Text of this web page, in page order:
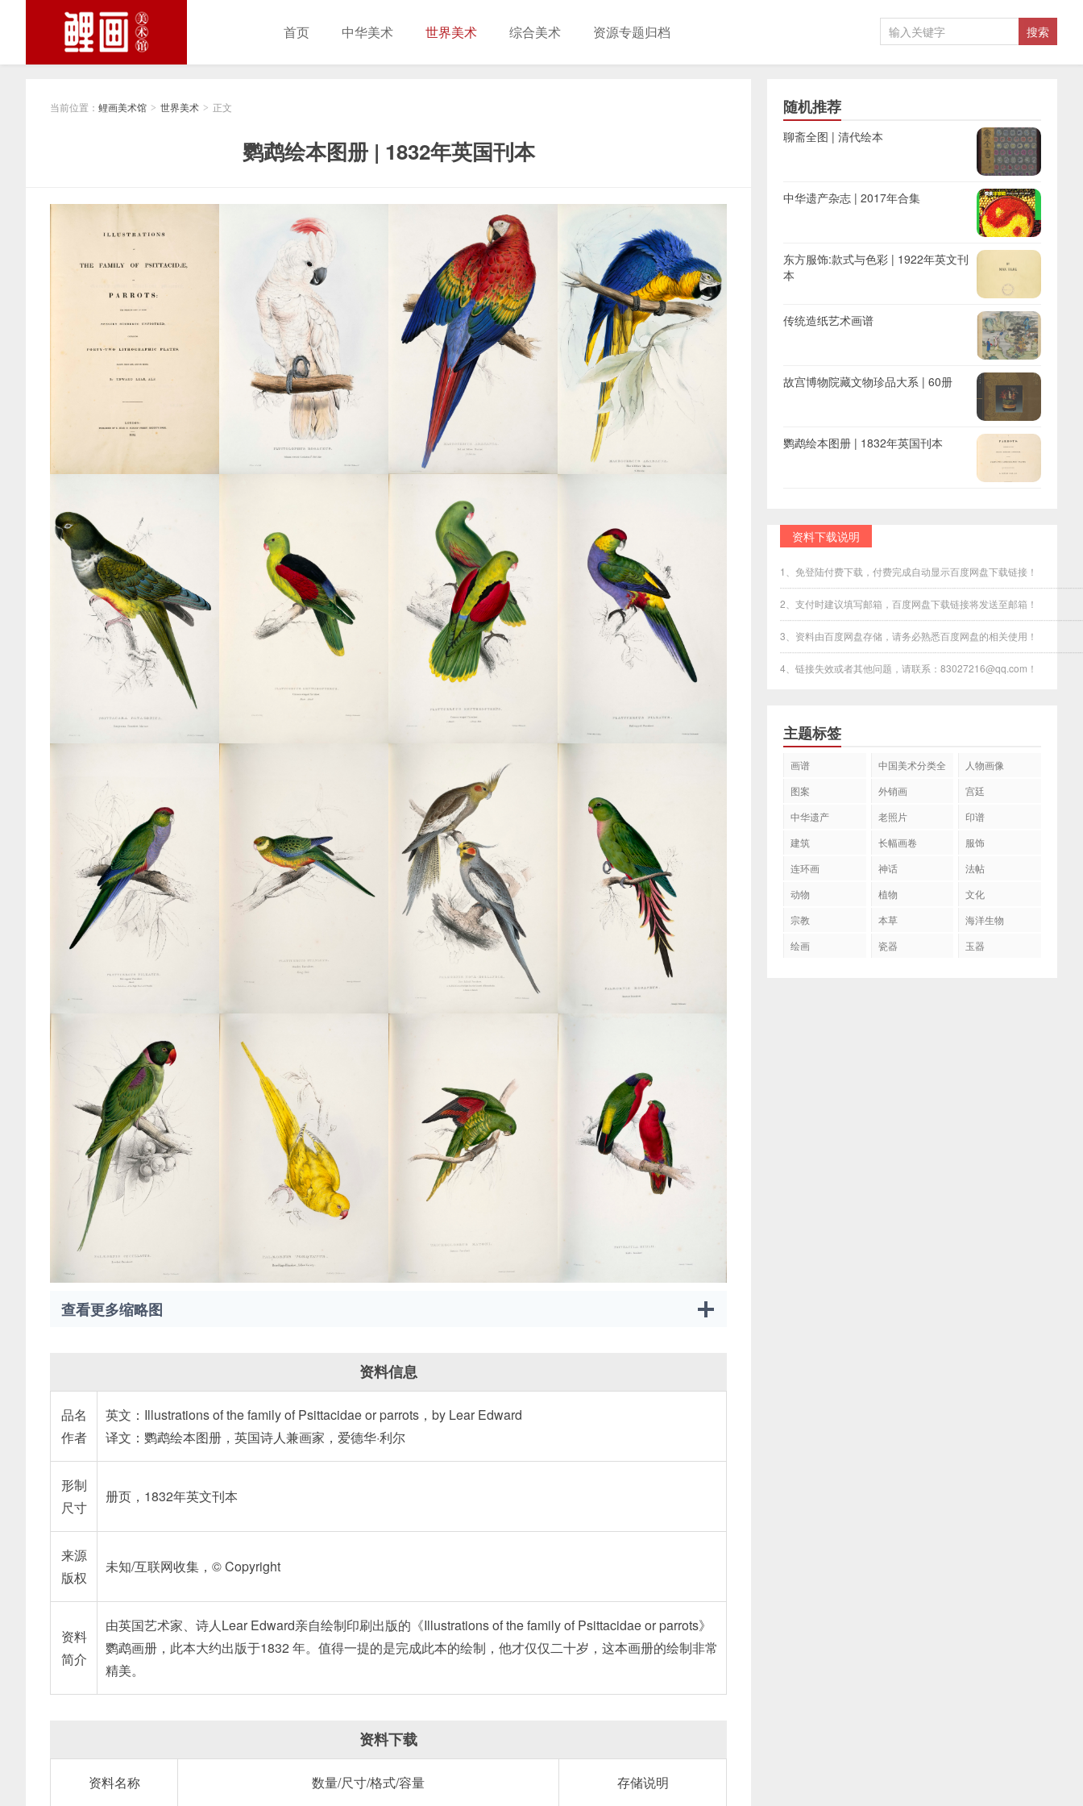
首页 中华美术 世界美术 综合美术 资源专题归档
当前位置： 鲤画美术馆 > 世界美术 > 正文
鹦鹉绘本图册 | 1832年英国刊本
查看更多缩略图
资料信息
品名
作者
英文：Illustrations of the family of Psittacidae or parrots，by Lear Edward
译文：鹦鹉绘本图册，英国诗人兼画家，爱德华·利尔
形制
尺寸
册页，1832年英文刊本
来源
版权
未知/互联网收集，© Copyright
资料
简介
由英国艺术家、诗人Lear Edward亲自绘制印刷出版的《Illustrations of the family of Psittacidae or parrots》
鹦鹉画册，此本大约出版于1832 年。值得一提的是完成此本的绘制，他才仅仅二十岁，这本画册的绘制非常
精美。
资料下载
资料名称 数量/尺寸/格式/容量 存储说明
随机推荐
聊斋全图 | 清代绘本
中华遗产杂志 | 2017年合集
东方服饰:款式与色彩 | 1922年英文刊
本
传统造纸艺术画谱
故宫博物院藏文物珍品大系 | 60册
鹦鹉绘本图册 | 1832年英国刊本
资料下载说明
1、免登陆付费下载，付费完成自动显示百度网盘下载链接！
2、支付时建议填写邮箱，百度网盘下载链接将发送至邮箱！
3、资料由百度网盘存储，请务必熟悉百度网盘的相关使用！
4、链接失效或者其他问题，请联系：83027216@qq.com！
主题标签
画谱
中国美术分类全
人物画像
图案
外销画
宫廷
中华遗产
老照片
印谱
建筑
长幅画卷
服饰
连环画
神话
法帖
动物
植物
文化
宗教
本草
海洋生物
绘画
瓷器 玉器